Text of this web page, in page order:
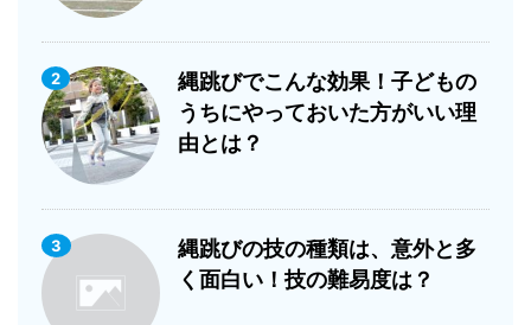
2
縄跳びでこんな効果！子どもの
うちにやっておいた方がいい理
由とは？
3
縄跳びの技の種類は、意外と多
く面白い！技の難易度は？